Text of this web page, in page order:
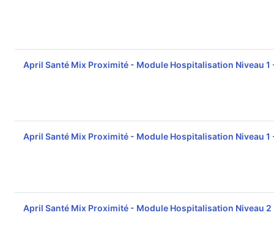
April Santé Mix Proximité - Module Hospitalisation Niveau 1
April Santé Mix Proximité - Module Hospitalisation Niveau 1
April Santé Mix Proximité - Module Hospitalisation Niveau 2